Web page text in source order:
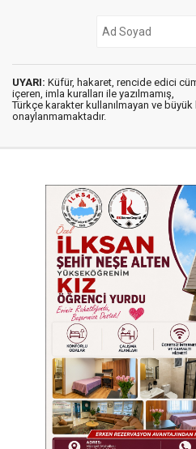
UYARI: Küfür, hakaret, rencide edici
içeren, imla kuralları ile yazılmamış,
Türkçe karakter kullanılmayan ve büyük
onaylanmamaktadır.